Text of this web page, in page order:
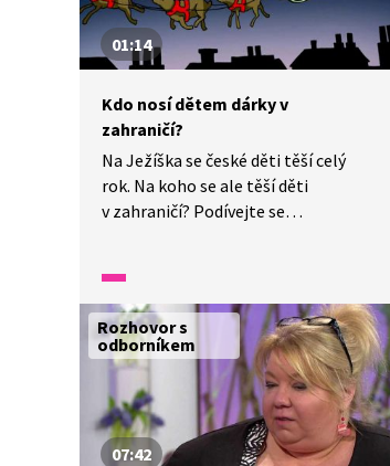
i nám. Jsou ale i další pravidla,
která je třeba dodržet. Znáte je?
01:14
Kdo nosí dětem dárky v
zahraničí?
Na Ježíška se české děti těší celý
rok. Na koho se ale těší děti
v zahraničí? Podívejte se
v Itálii, Skandinávii či Japonsku.
Rozhovor s
odborníkem
07:42